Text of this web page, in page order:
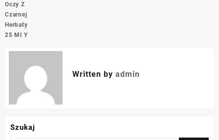
Oczy Z
Czarnej
Herbaty
25 Ml Y
Written by admin
Szukaj